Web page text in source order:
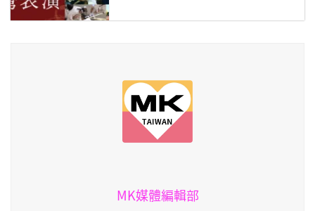
MK媒體編輯部